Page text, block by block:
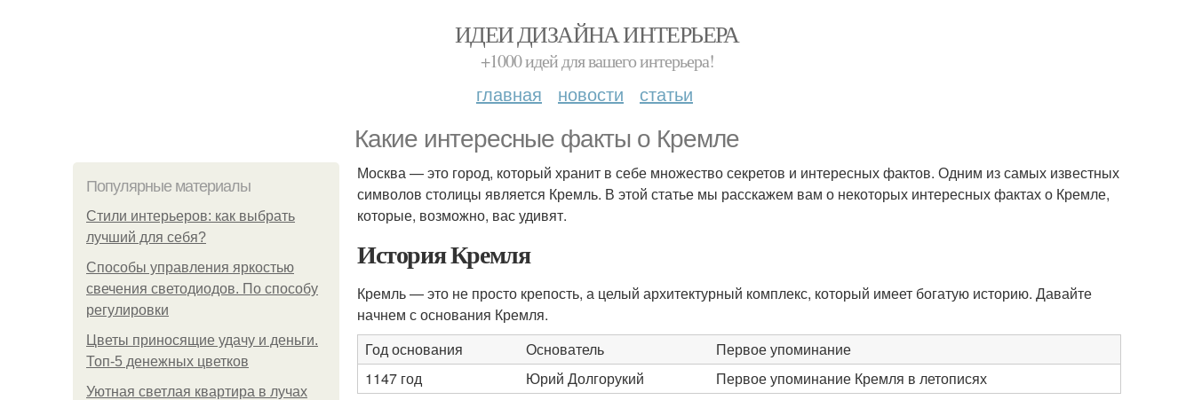
ИДЕИ ДИЗАЙНА ИНТЕРЬЕРА
+1000 идей для вашего интерьера!
главная новости статьи
Какие интересные факты о Кремле
Популярные материалы
Стили интерьеров: как выбрать
лучший для себя?
Способы управления яркостью
свечения светодиодов. По способу
регулировки
Цветы приносящие удачу и деньги.
Топ-5 денежных цветков
Уютная светлая квартира в лучах
Москва — это город, который хранит в себе множество секретов и интересных фактов. Одним из самых известных
символов столицы является Кремль. В этой статье мы расскажем вам о некоторых интересных фактах о Кремле,
которые, возможно, вас удивят.
История Кремля
Кремль — это не просто крепость, а целый архитектурный комплекс, который имеет богатую историю. Давайте
начнем с основания Кремля.
Год основания
Основатель
Первое упоминание
1147 год
Юрий Долгорукий Первое упоминание Кремля в летописях